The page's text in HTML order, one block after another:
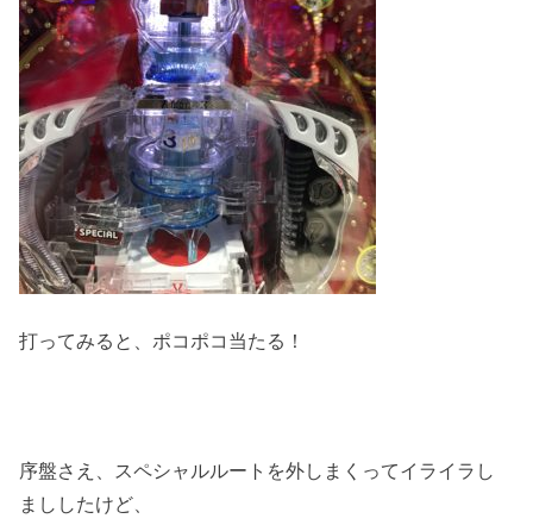
打ってみると、ポコポコ当たる！
序盤さえ、スペシャルルートを外しまくってイライラし
まししたけど、